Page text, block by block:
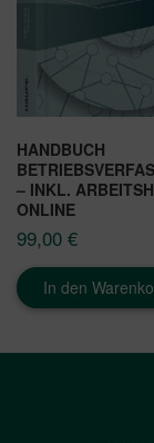
HANDBUCH
– INKL.
ONLINE
99,00 €
In den